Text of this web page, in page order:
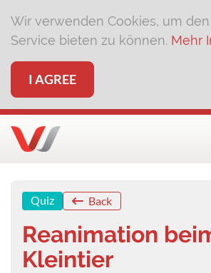
Wir verwenden Cookies, um
Service bieten zu können. Mehr
I AGREE
Quiz Back
Reanimation
Kleintier